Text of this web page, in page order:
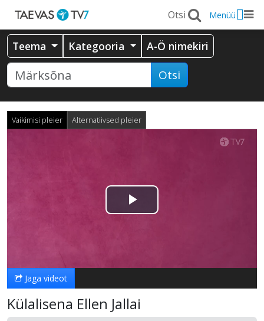
Menüü
Teema Kategooria A-Ö nimekiri
Otsi
Vaikimisi pleier Alternatiivsed pleier
Esita
Jaga videot
Külalisena Ellen Jallai